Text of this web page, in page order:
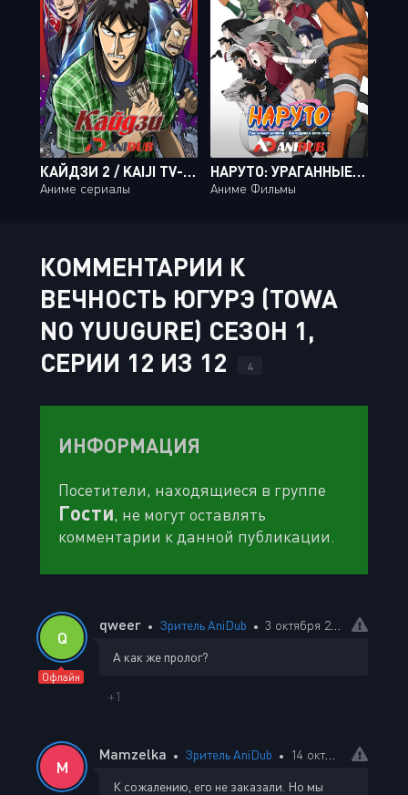
КАЙДЗИ 2 / KAIJI TV-2 [26 ИЗ 26]
Аниме сериалы
НАРУТО: УРАГАННЫЕ ХРОНИКИ - НАСЛЕДНИКИ ВОЛИ ОГНЯ / GEKIJOUBAN NARUTO SHIPPUUDEN: HI NO ISHI O TSUGU MONO [MOVIE]
Аниме Фильмы
КОММЕНТАРИИ К
ВЕЧНОСТЬ ЮГУРЭ (TOWA
NO YUUGURE) СЕЗОН 1,
СЕРИИ 12 ИЗ 12
4
ИНФОРМАЦИЯ
Посетители, находящиеся в группе
Гости, не могут оставлять
комментарии к данной публикации.
Q
Офлайн
qweer Зритель AniDub 3 октября 2025 11:14
А как же пролог?
+1
M
Mamzelka Зритель AniDub 14 октября 2025 15:54
К сожалению, его не заказали. Но мы